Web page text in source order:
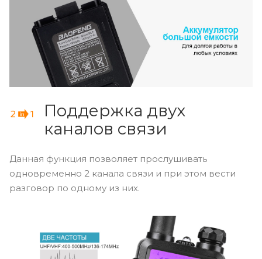
Поддержка двух
каналов связи
Данная функция позволяет прослушивать
одновременно 2 канала связи и при этом вести
разговор по одному из них.